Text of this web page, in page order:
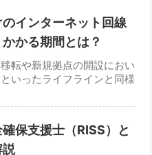
インターネット回線
かる期間とは？
転や新規拠点の開設におい
いったライフラインと同様
保支援士（RISS）と
説